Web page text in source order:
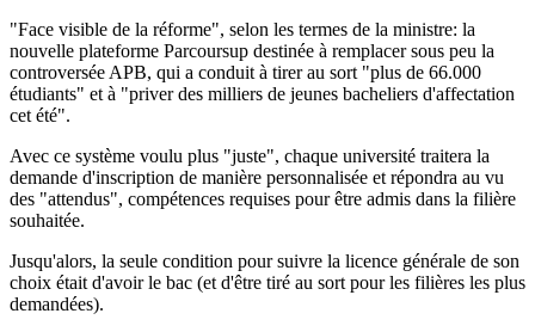
"Face visible de la réforme", selon les termes de la ministre: la
nouvelle plateforme Parcoursup destinée à remplacer sous peu la
controversée APB, qui a conduit à tirer au sort "plus de 66.000
étudiants" et à "priver des milliers de jeunes bacheliers d'affectation
cet été".
Avec ce système voulu plus "juste", chaque université traitera la
demande d'inscription de manière personnalisée et répondra au vu
des "attendus", compétences requises pour être admis dans la filière
souhaitée.
Jusqu'alors, la seule condition pour suivre la licence générale de son
choix était d'avoir le bac (et d'être tiré au sort pour les filières les plus
demandées).